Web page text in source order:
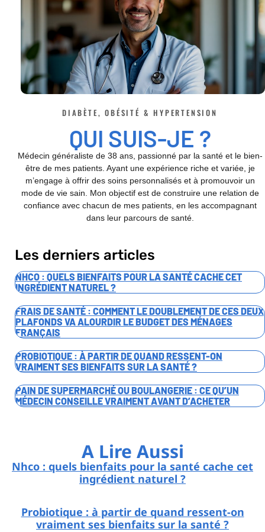
DIABÈTE, OBÉSITÉ & HYPERTENSION
QUI SUIS-JE ?
Médecin généraliste de 38 ans, passionné par la santé et le bien-
être de mes patients. Ayant une expérience riche et variée, je
m’engage à offrir des soins personnalisés et à promouvoir un
mode de vie sain. Mon objectif est de construire une relation de
confiance avec chacun de mes patients, en les accompagnant
dans leur parcours de santé.
Les derniers articles
NHCO : QUELS BIENFAITS POUR LA SANTÉ CACHE CET
INGRÉDIENT NATUREL ?
FRAIS DE SANTÉ : COMMENT LE DOUBLEMENT DE CES DEUX
PLAFONDS VA ALOURDIR LE BUDGET DES MÉNAGES
FRANÇAIS
PROBIOTIQUE : À PARTIR DE QUAND RESSENT-ON
VRAIMENT SES BIENFAITS SUR LA SANTÉ ?
PAIN DE SUPERMARCHÉ OU BOULANGERIE : CE QU’UN
MÉDECIN CONSEILLE VRAIMENT AVANT D’ACHETER
A Lire Aussi
Nhco : quels bienfaits pour la santé cache cet
ingrédient naturel ?
Probiotique : à partir de quand ressent-on
vraiment ses bienfaits sur la santé ?